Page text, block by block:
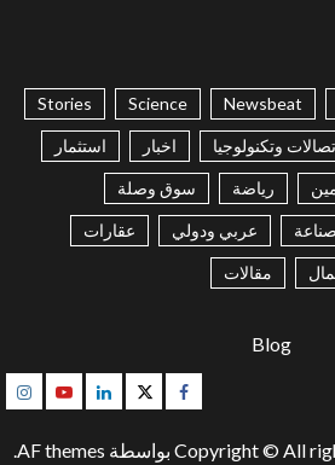
Newsbeat
Science
Stories
وتكنولوجيا اخبار استثمار
رياضة سوق وصلة
صناعة عربي ودولي عقارات
مقالات
Blog
Facebook
Twitter
Linkedin
Youtube
Copyright © All بواسطة AF themes.